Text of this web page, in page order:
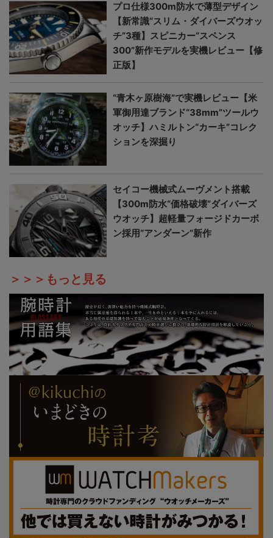
プロ仕様300m防水で薄型デザイン
【新常識“スリム・ダイバーズウオッ
チ”3種】スピニカー“スペンス
300”新作モデルを実機レビュー【修
正版】
“青木ヶ原樹海”で実機レビュー【米
軍御用達ブランド“38mm”ツールウ
オッチ】ハミルトン“カーキ”コレク
ションを深掘り
セイコー機械式ムーヴメント搭載
【300m防水“価格破壊”ダイバーズ
ウオッチ】超軽量フォージドカーボ
ン採用“アンダーン”新作
＞＞＞もっと見る